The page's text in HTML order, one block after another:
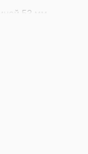
53 мм,
трубы.